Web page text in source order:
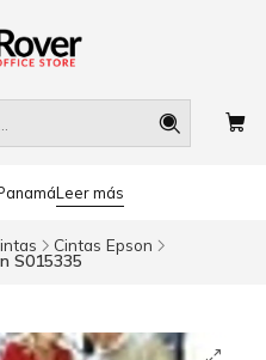
Leer más
Cintas Epson
S015335